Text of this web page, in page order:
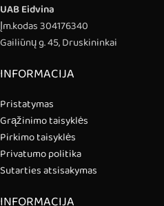
UAB Eidvina
Įm.kodas 304176340
Gailiūnų g. 45, Druskininkai
INFORMACIJA
Pristatymas
Grąžinimo taisyklės
Pirkimo taisyklės
Privatumo politika
Sutarties atsisakymas
INFORMACIJA